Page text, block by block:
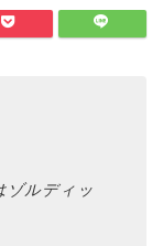
ゾルディッ